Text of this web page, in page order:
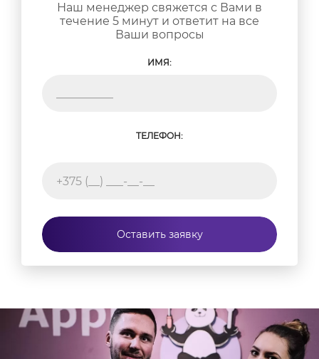
Наш менеджер свяжется с Вами в
течение 5 минут и ответит на все
Ваши вопросы
ИМЯ:
ТЕЛЕФОН:
Оставить заявку